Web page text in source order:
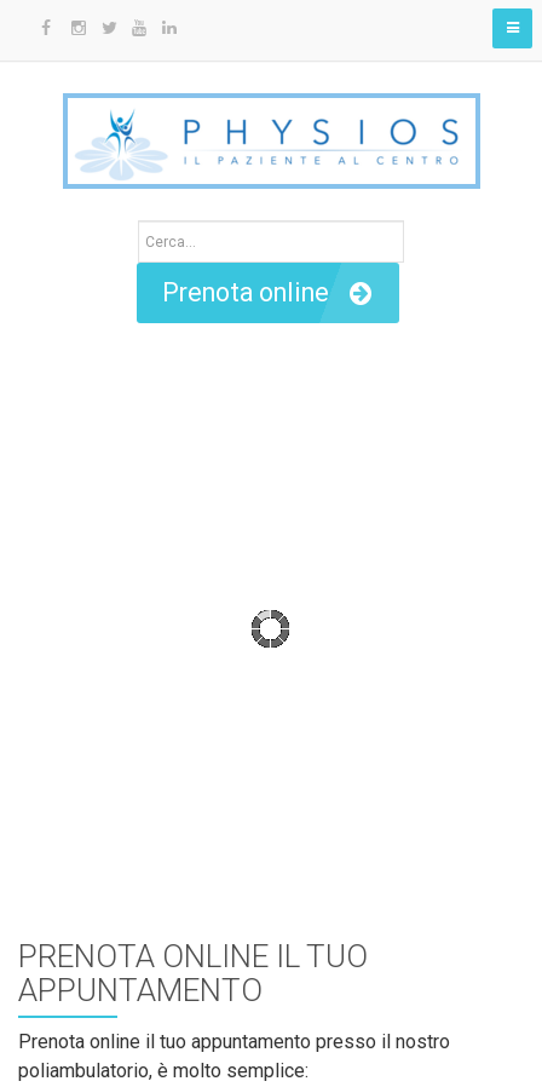
Prenota online
PRENOTA ONLINE IL TUO
APPUNTAMENTO
Prenota online il tuo appuntamento presso il nostro
poliambulatorio, è molto semplice: